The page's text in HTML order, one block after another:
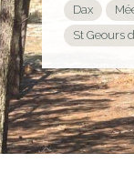
Dax
St Geours